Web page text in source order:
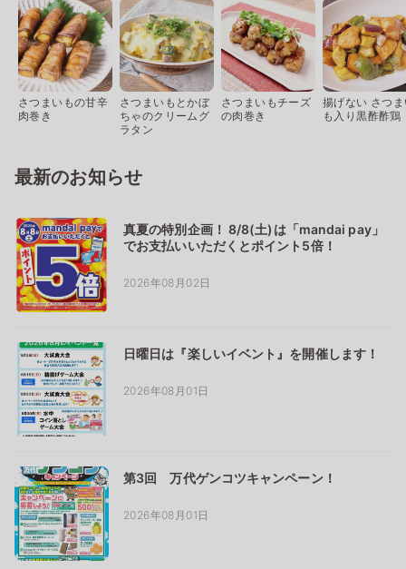
さつまいもの甘辛
肉巻き
さつまいもとかぼ
ちゃのクリームグ
ラタン
さつまいもチーズ
の肉巻き
揚げない さつ
も入り黒酢酢鶏
最新のお知らせ
真夏の特別企画！ 8/8(土)は「mandai pay」
でお支払いいただくとポイント5倍！
2026年08月02日
日曜日は『楽しいイベント』を開催します！
2026年08月01日
第3回 万代ゲンコツキャンペーン！
2026年08月01日